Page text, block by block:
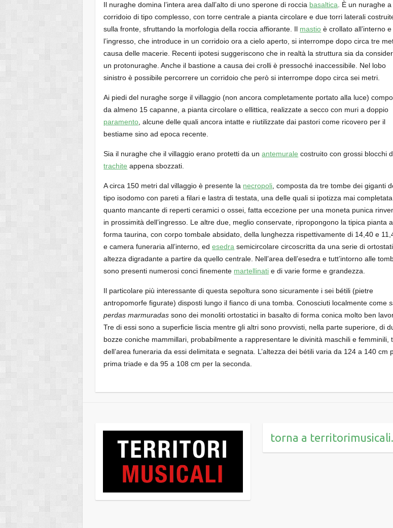
Il nuraghe domina l’intera area dall’alto di uno sperone di roccia basaltica . È un nuraghe a
corridoio di tipo complesso, con torre centrale a pianta circolare e due torri laterali
sulla fronte, sfruttando la morfologia della roccia affiorante. Il mastio è crollato all’interno e
l’ingresso, che introduce in un corridoio ora a cielo aperto, si interrompe dopo circa tre
causa delle macerie. Recenti ipotesi suggeriscono che in realtà la struttura sia da
un protonuraghe. Anche il bastione a causa dei crolli è pressoché inaccessibile. Nel lobo
sinistro è possibile percorrere un corridoio che però si interrompe dopo circa sei metri.
Ai piedi del nuraghe sorge il villaggio (non ancora completamente portato alla luce)
da almeno 15 capanne, a pianta circolare o ellittica, realizzate a secco con muri a doppio
paramento , alcune delle quali ancora intatte e riutilizzate dai pastori come ricovero per il
bestiame sino ad epoca recente.
Sia il nuraghe che il villaggio erano protetti da unantemurale costruito con grossi blocchi
trachite appena sbozzati.
A circa 150 metri dal villaggio è presente la necropoli , composta da tre tombe dei giganti
tipo isodomo con pareti a filari e lastra di testata, una delle quali si ipotizza mai
quanto mancante di reperti ceramici o ossei, fatta eccezione per una moneta punica
in prossimità dell’ingresso. Le altre due, meglio conservate, ripropongono la tipica pianta a
forma taurina, con corpo tombale absidato, della lunghezza rispettivamente di 14,40 e
e camera funeraria all’interno, edesedra semicircolare circoscritta da una serie di
altezza digradante a partire da quello centrale. Nell’area dell’esedra e tutt’intorno alle
sono presenti numerosi conci finemente martellinati e di varie forme e grandezza.
Il particolare più interessante di questa sepoltura sono sicuramente i sei bétili (pietre
antropomorfe figurate) disposti lungo il fianco di una tomba. Conosciuti localmente come
perdas marmuradas sono dei monoliti ortostatici in basalto di forma conica molto ben
Tre di essi sono a superficie liscia mentre gli altri sono provvisti, nella parte superiore, di
bozze coniche mammillari, probabilmente a rappresentare le divinità maschili e femminili,
dell’area funeraria da essi delimitata e segnata. L’altezza dei bétili varia da 124 a 140 cm
prima triade e da 95 a 108 cm per la seconda.
torna a